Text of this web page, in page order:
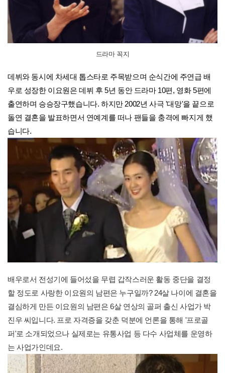
드라마 꼭지
데뷔와 동시에 차세대 톱스타로 주목받으며 순식간에 주연급 배
우로 성장한 이요원은 데뷔 후 5년 동안 드라마 10편, 영화 5편에
출연하며 승승장구했습니다. 하지만 2002년 사극 '대망'을 끝으로
돌연 결혼을 발표하면서 연예계를 떠나 팬들을 충격에 빠지게 했
습니다.
배우로서 전성기에 들어섰을 무렵 갑작스러운 활동 중단을 결정
할 정도로 사랑한 이요원의 남편은 누구일까? 24살 나이에 결혼을
결심하게 만든 이요원의 남편은 6살 연상의 골퍼 출신 사업가 박
진우 씨입니다. 프로 자격증을 갖춘 덕분에 언론을 통해 '프로골
퍼'로 소개되었으나 실제로는 유통사업 등 다수 사업체를 운영하
는 사업가인데요.